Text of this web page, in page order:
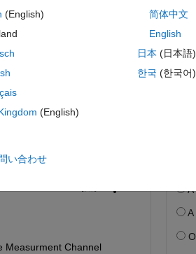
ンインしてこの質問に回答する。
ンしてアクティビティをフォロー
Measurment Channel
(English)
(English)
简体中文
English
日本 (日本語)
한국 (한국어)
い合わせ